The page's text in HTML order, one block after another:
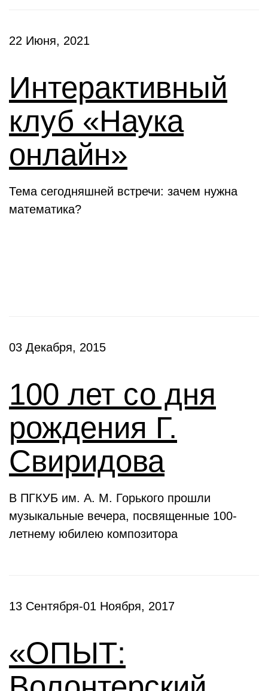
22 Июня, 2021
Интерактивный
клуб «Наука
онлайн»
Тема сегодняшней встречи: зачем нужна
математика?
03 Декабря, 2015
100 лет со дня
рождения Г.
Свиридова
В ПГКУБ им. А. М. Горького прошли
музыкальные вечера, посвященные 100-
летнему юбилею композитора
13 Сентября-01 Ноября, 2017
«ОПЫТ: